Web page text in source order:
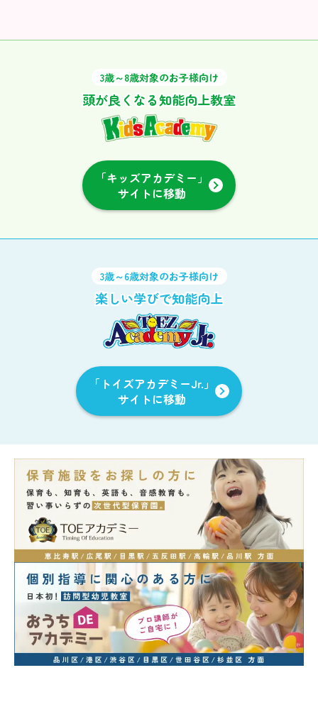
3歳～8歳対象のお子様向け
頭が良くなる知能向上教室
「キッズアカデミー」
サイトに移動
3歳～6歳対象のお子様向け
楽しい学びで知能向上
「トイズアカデミーJr.」
サイトに移動